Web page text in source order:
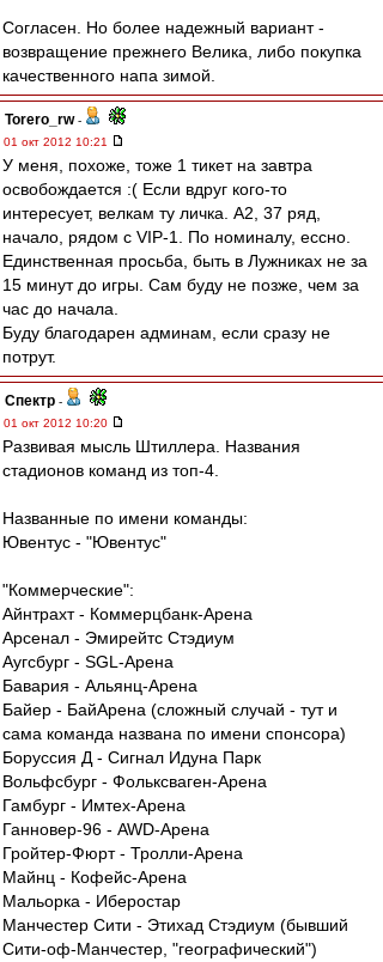
Согласен. Но более надежный вариант -
возвращение прежнего Велика, либо покупка
качественного напа зимой.
Torero_rw-
01 окт 2012 10:21
У меня, похоже, тоже 1 тикет на завтра
освобождается :( Если вдруг кого-то
интересует, велкам ту личка. А2, 37 ряд,
начало, рядом с VIP-1. По номиналу, ессно.
Единственная просьба, быть в Лужниках не за
15 минут до игры. Сам буду не позже, чем за
час до начала.
Буду благодарен админам, если сразу не
потрут.
Спектр -
01 окт 2012 10:20
Развивая мысль Штиллера. Названия
стадионов команд из топ-4.
Названные по имени команды:
Ювентус - "Ювентус"
"Коммерческие":
Айнтрахт - Коммерцбанк-Арена
Арсенал - Эмирейтс Стэдиум
Аугсбург - SGL-Арена
Бавария - Альянц-Арена
Байер - БайАрена (сложный случай - тут и
сама команда названа по имени спонсора)
Боруссия Д - Сигнал Идуна Парк
Вольфсбург - Фольксваген-Арена
Гамбург - Имтех-Арена
Ганновер-96 - AWD-Арена
Гройтер-Фюрт - Тролли-Арена
Майнц - Кофейс-Арена
Мальорка - Иберостар
Манчестер Сити - Этихад Стэдиум (бывший
Сити-оф-Манчестер, "географический")